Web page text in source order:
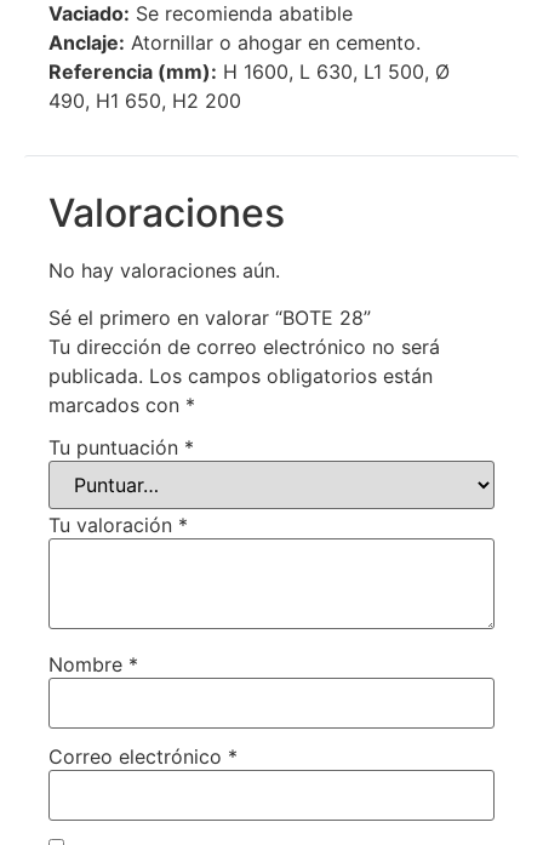
Vaciado: Se recomienda abatible
Anclaje: Atornillar o ahogar en cemento.
Referencia (mm): H 1600, L 630, L1 500, Ø
490, H1 650, H2 200
Valoraciones
No hay valoraciones aún.
Sé el primero en valorar “BOTE 28”
Tu dirección de correo electrónico no será
publicada. Los campos obligatorios están
marcados con *
Tu puntuación *
Tu valoración *
Nombre *
Correo electrónico *